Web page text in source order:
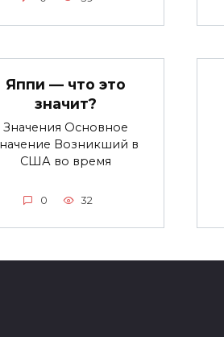
Яппи — что это
значит?
Значения Основное
Возникший в
США во время
0 32